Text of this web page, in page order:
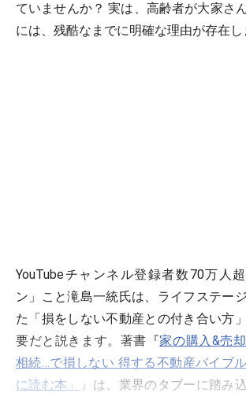
ていませんか？ 実は、高齢者が大家さ
には、残酷なまでに明確な理由が存在し
YouTubeチャンネル登録者数70万人
ン」こと滝島一統氏は、ライフステー
た「損をしない不動産との付き合い方
要だと説きます。著書『家の購入&売
相続…で損しない 得する不動産バイブ
に読む本」
』は、業界のタブーに踏み